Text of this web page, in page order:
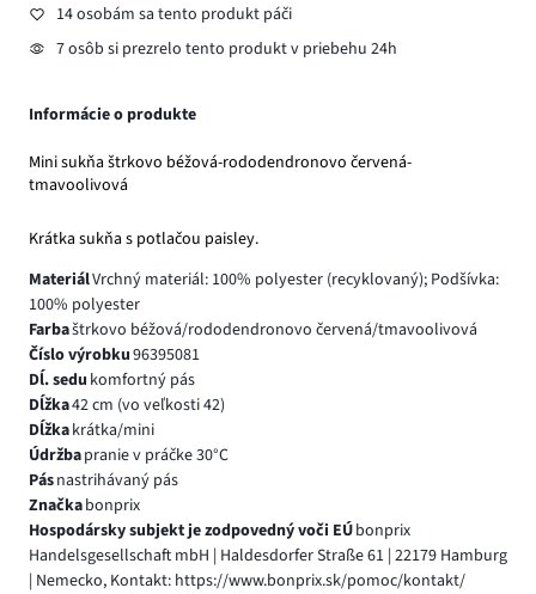
14 osobám sa tento produkt páči
7 osôb si prezrelo tento produkt v priebehu 24h
Informácie o produkte
Mini sukňa štrkovo béžová-rododendronovo červená-
tmavoolivová
Krátka sukňa s potlačou paisley.
MateriálVrchný materiál: 100% polyester (recyklovaný); Podšívka:
100% polyester
Farbaštrkovo béžová/rododendronovo červená/tmavoolivová
Číslo výrobku96395081
Dĺ. sedu komfortný pás
Dĺžka42 cm (vo veľkosti 42)
Dĺžkakrátka/mini
Údržbapranie v práčke 30°C
Pásnastrihávaný pás
Značkabonprix
Hospodársky subjekt je zodpovedný voči EÚbonprix
Handelsgesellschaft mbH | Haldesdorfer Straße 61 | 22179 Hamburg
| Nemecko, Kontakt: https://www.bonprix.sk/pomoc/kontakt/